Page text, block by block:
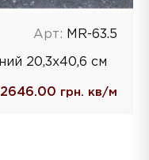
Арт: MR-63.5
20,3х40,6 см
2646.00 грн. кв/м